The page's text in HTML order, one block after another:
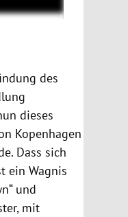
des
dieses
Kopenhagen
Dass sich
ein Wagnis
und
mit